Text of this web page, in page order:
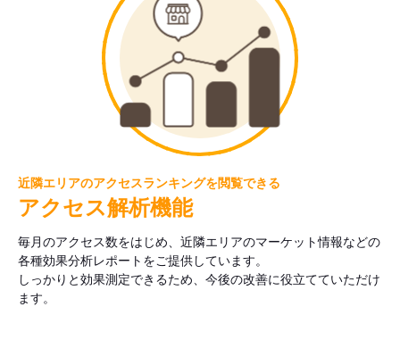
近隣エリアのアクセスランキングを閲覧できる
アクセス解析機能
毎月のアクセス数をはじめ、近隣エリアのマーケット情報などの
各種効果分析レポートをご提供しています。
しっかりと効果測定できるため、今後の改善に役立てていただけ
ます。